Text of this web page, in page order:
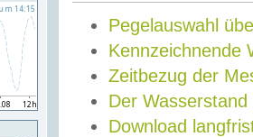
Pegelauswahl
Kennzeichnende
Zeitbezug der
Der Wasserstand
Download